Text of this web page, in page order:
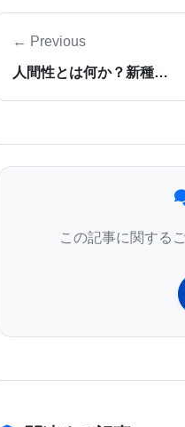
最良の材料は生分解性ポ
イクロファイバーに紡糸
を有することが判明し、
疫系によって拒絶されな
肝組織スキャホールドは
は、アミノ酸チロシンを
← Previous
人間性とは何か？新種のヒト脳細胞（ローズヒップニューロン）が同定される
この記事に関する